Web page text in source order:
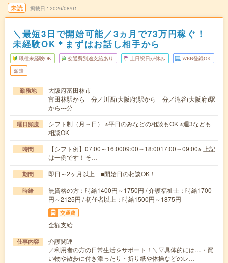
未読 掲載日 2026/08/01
＼最短3日で開始可能／3ヵ月で73万円稼ぐ！
未経験OK＊まずはお話し相手から
職種未経験OK 交通費別途支給あり 土日祝日が休み WEB登録OK
派遣
勤務地
大阪府富田林市
富田林駅から---分／川西(大阪府)駅から---分／滝谷(大阪府)駅
から---分
曜日頻度
シフト制（月～日） ※平日のみなどの相談もOK ※週3なども
相談OK
時間
【シフト例】07:00～16:0009:00～18:0017:00～09:00※ 上記
は一例です！そ…
期間 即日～2ヶ月以上 ■開始日の相談OK！
時給
無資格の方：時給1400円～1750円 / 介護福祉士：時給1700
円～2125円 / 初任者以上：時給1500円～1875円
交通費
全額支給
仕事内容
介護関連
／利用者の方の日常生活をサポート！＼▽具体的には…・買
い物や散歩に付き添ったり・折り紙や体操などのレ…